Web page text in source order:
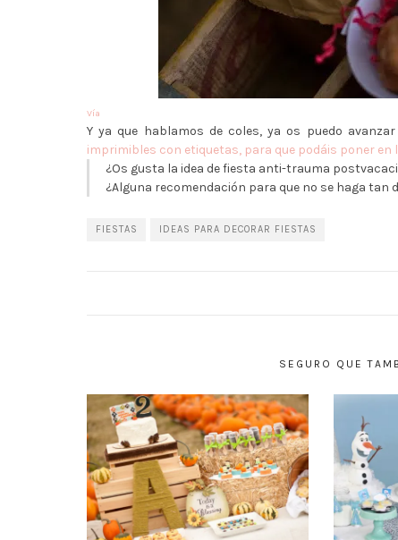
Vía
Y ya que hablamos de coles, ya os puedo
imprimibles con etiquetas, para que podáis poner
¿Os gusta la idea de fiesta anti-trauma
¿Alguna recomendación para que no se haga tan
FIESTAS IDEAS PARA DECORAR FIESTAS
SEGURO QUE